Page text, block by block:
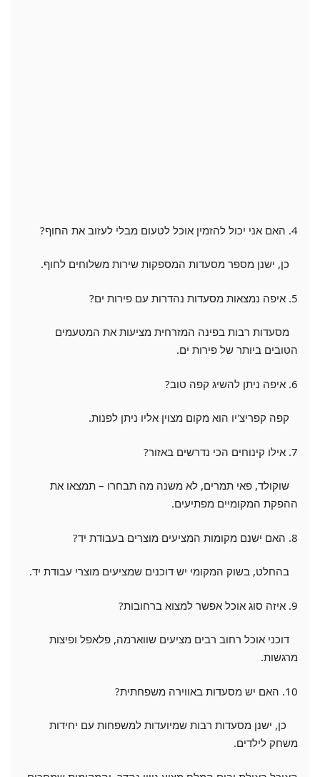
4. האם אני יכול להזמין אוכל לטעום מבלי לעזוב את החוף?
כן, ישנן מספר מסעדות המספקות שירות משלוחים לחוף.
5. איפה נמצאות מסעדות נהדרות עם פירות ים?
מסעדות רבות בפינה המזרחית מציעות את המטעמים
הטובים ביותר של פירות ים.
6. איפה ניתן להשיג קפה טוב?
קפה קפריצ'יו הוא מקום מצוין אליו ניתן לפנות.
7. אילו קינוחים הכי נדרשים באזור?
שוקולד, פאי תמרים, לא משנה מה תבחרו – תמצאו את
ההפקת המקומיים מפתיעים.
8. האם ישנם מקומות המציעים מוצרים בעבודת יד?
בהחלט, בשוק המקומי יש דוכנים שמציעים מוצרי עבודת יד.
9. איזה סוג אוכל אפשר למצוא ברחובות?
דוכני אוכל רחוב רבים מציעים שווארמה, פלאפל ופיצות
מרגשות.
10. האם יש מסעדות באווירה משפחתית?
כן, ישנן מסעדות רבות שמיועדות למשפחות עם יחידות
משחק לילדים.